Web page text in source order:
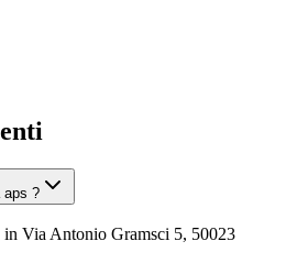
aps ?
Via Antonio Gramsci 5, 50023